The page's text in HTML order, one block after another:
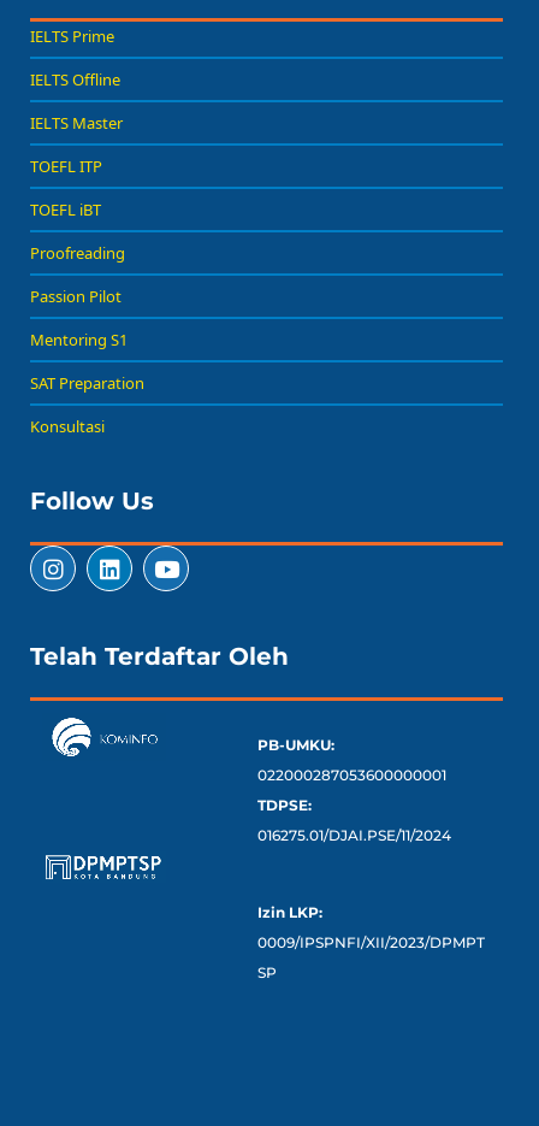
IELTS Prime
IELTS Offline
IELTS Master
TOEFL ITP
TOEFL iBT
Proofreading
Passion Pilot
Mentoring S1
SAT Preparation
Konsultasi
Follow Us
Telah Terdaftar Oleh
PB-UMKU:
022000287053600000001
TDPSE:
016275.01/DJAI.PSE/11/2024
Izin LKP:
0009/IPSPNFI/XII/2023/DPMPT
SP